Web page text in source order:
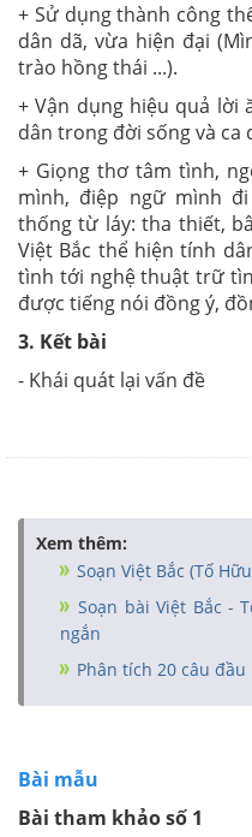
+ Sử dụng thành công
dân dã, vừa hiện đại
trào hồng thái ...).
+ Vận dụng hiệu quả lời
dân trong đời sống và ca
+ Giọng thơ tâm tình,
mình, điệp ngữ mình
thống từ láy: tha thiết,
Việt Bắc thể hiện tính
tình tới nghệ thuật trữ
được tiếng nói đồng ý,
3. Kết bài
- Khái quát lại vấn đề
Xem thêm:
Soạn Việt Bắc (Tố
Soạn bài Việt Bắc -
ngắn
Phân tích 20 câu đầu
Bài mẫu
Bài tham khảo số 1